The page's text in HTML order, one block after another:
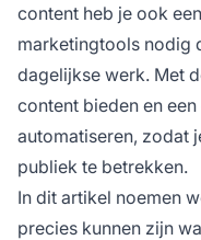
content heb je ook
marketingtools nodig
dagelijkse werk. Met
content bieden en
automatiseren, zodat
publiek te betrekken.
In dit artikel noemen
precies kunnen zijn